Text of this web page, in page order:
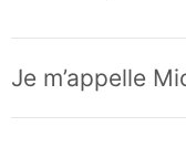
Je m’appelle